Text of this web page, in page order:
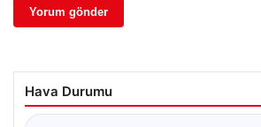
Hava Durumu